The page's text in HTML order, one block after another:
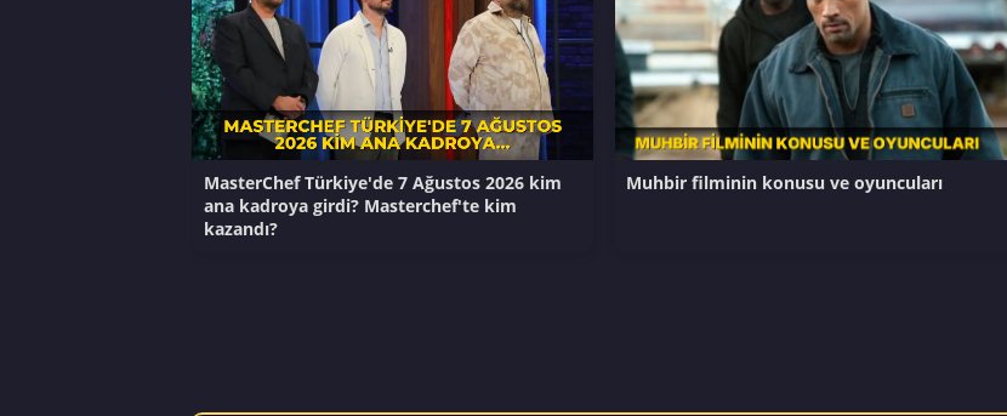
MasterChef Türkiye'de 7 Ağustos 2026 kim
ana kadroya girdi? Masterchef'te kim
kazandı?
Muhbir filminin konusu ve oyuncuları